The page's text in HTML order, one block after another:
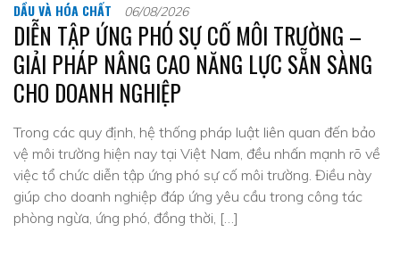
DẦU VÀ HÓA CHẤT
06/08/2026
DIỄN TẬP ỨNG PHÓ SỰ CỐ MÔI TRƯỜNG –
GIẢI PHÁP NÂNG CAO NĂNG LỰC SẴN SÀNG
CHO DOANH NGHIỆP
Trong các quy định, hệ thống pháp luật liên quan đến bảo
vệ môi trường hiện nay tại Việt Nam, đều nhấn mạnh rõ về
việc tổ chức diễn tập ứng phó sự cố môi trường. Điều này
giúp cho doanh nghiệp đáp ứng yêu cầu trong công tác
phòng ngừa, ứng phó, đồng thời, […]